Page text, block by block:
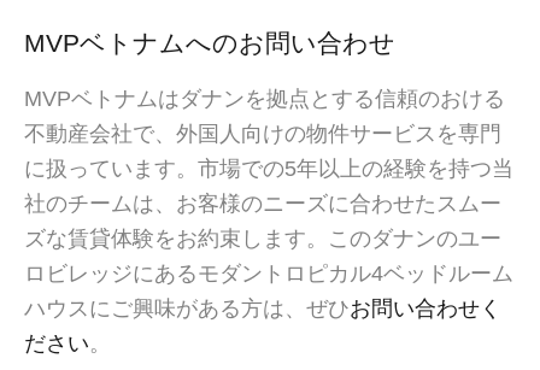
MVPベトナムへのお問い合わせ
MVPベトナムはダナンを拠点とする信頼のおける
不動産会社で、外国人向けの物件サービスを専門
に扱っています。市場での5年以上の経験を持つ当
社のチームは、お客様のニーズに合わせたスムー
ズな賃貸体験をお約束します。このダナンのユー
ロビレッジにあるモダントロピカル4ベッドルーム
ハウスにご興味がある方は、ぜひお問い合わせく
ださい。